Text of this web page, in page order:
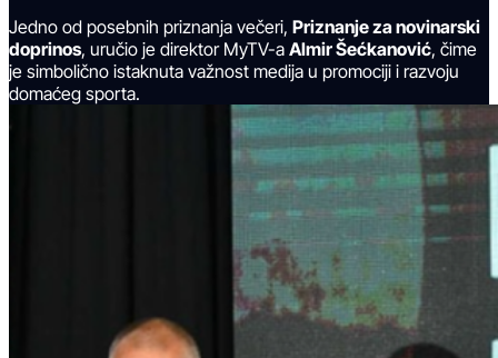
Jedno od posebnih priznanja večeri, Priznanje za novinarski
doprinos, uručio je direktor MyTV-a Almir Šećkanović, čime
je simbolično istaknuta važnost medija u promociji i razvoju
domaćeg sporta.